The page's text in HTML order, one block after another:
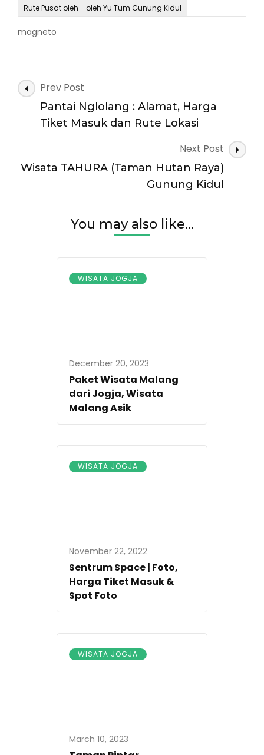
Rute Pusat oleh - oleh Yu Tum Gunung Kidul
magneto
Post
Navigation
Prev Post
Pantai Nglolang : Alamat, Harga
Tiket Masuk dan Rute Lokasi
Next Post
Wisata TAHURA (Taman Hutan Raya)
Gunung Kidul
You may also like...
WISATA JOGJA
December 20, 2023
Paket Wisata Malang
dari Jogja, Wisata
Malang Asik
WISATA JOGJA
November 22, 2022
Sentrum Space | Foto,
Harga Tiket Masuk &
Spot Foto
WISATA JOGJA
March 10, 2023